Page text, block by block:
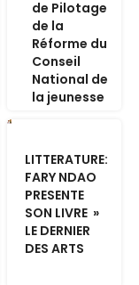
de Pilotage
de la
Réforme du
Conseil
National de
la jeunesse
LITTERATURE:
FARY NDAO
PRESENTE
SON LIVRE »
LE DERNIER
DES ARTS